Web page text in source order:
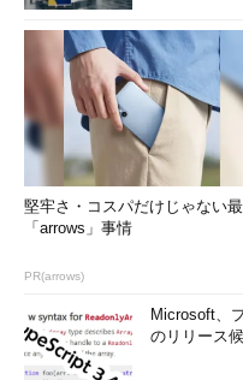
堅牢さ・コスパだけじゃない
「arrows」事情
PR(arrows)
Microsoft、
のリリース